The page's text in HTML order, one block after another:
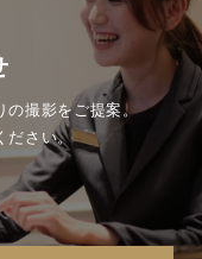
の撮影をご提案。
ださい。